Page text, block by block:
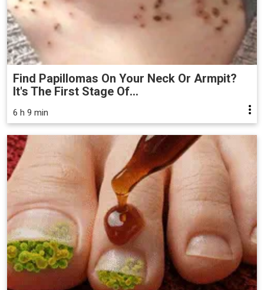
Find Papillomas On Your Neck Or Armpit?
It's The First Stage Of...
6 h 9 min